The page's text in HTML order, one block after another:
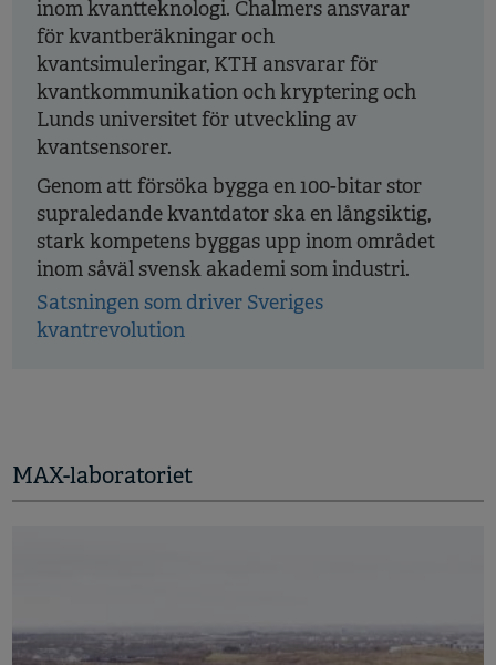
inom kvantteknologi. Chalmers ansvarar
för kvantberäkningar och
kvantsimuleringar, KTH ansvarar för
kvantkommunikation och kryptering och
Lunds universitet för utveckling av
kvantsensorer.
Genom att försöka bygga en 100-bitar stor
supraledande kvantdator ska en långsiktig,
stark kompetens byggas upp inom området
inom såväl svensk akademi som industri.
Satsningen som driver Sveriges
kvantrevolution
MAX-laboratoriet